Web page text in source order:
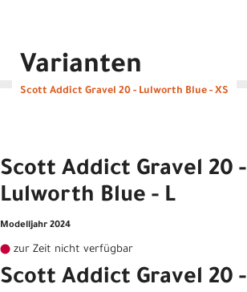
Varianten
Scott Addict Gravel 20 - Lulworth Blue - XS
Scott Addict Gravel 20 -
Lulworth Blue - L
Modelljahr 2024
zur Zeit nicht verfügbar
Scott Addict Gravel 20 -